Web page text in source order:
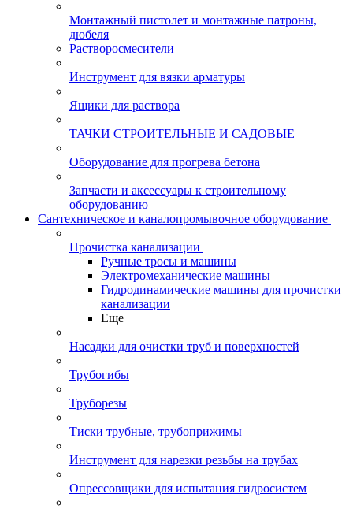
Монтажный пистолет и монтажные патроны,
дюбеля
Растворосмесители
Инструмент для вязки арматуры
Ящики для раствора
ТАЧКИ СТРОИТЕЛЬНЫЕ И САДОВЫЕ
Оборудование для прогрева бетона
Запчасти и аксессуары к строительному
оборудованию
Сантехническое и каналопромывочное оборудование
Прочистка канализации
Ручные тросы и машины
Электромеханические машины
Гидродинамические машины для прочистки
канализации
Еще
Насадки для очистки труб и поверхностей
Трубогибы
Труборезы
Тиски трубные, трубоприжимы
Инструмент для нарезки резьбы на трубах
Опрессовщики для испытания гидросистем